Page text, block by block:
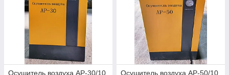
Осушитель воздуха AP-30/10
Осушитель воздуха AP-50/10